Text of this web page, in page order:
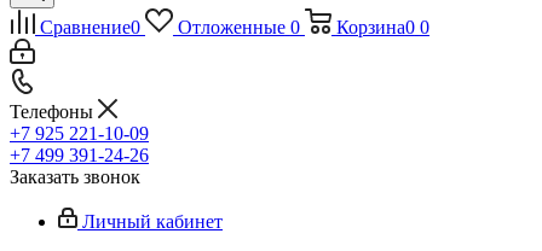
Сравнение0 Отложенные 0 Корзина0 0
Телефоны
+7 925 221-10-09
+7 499 391-24-26
Заказать звонок
Личный кабинет